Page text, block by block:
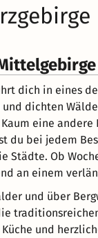
dich in eines
dichten
eine
du bei jedem
Städte. Ob
an einem
und über
und